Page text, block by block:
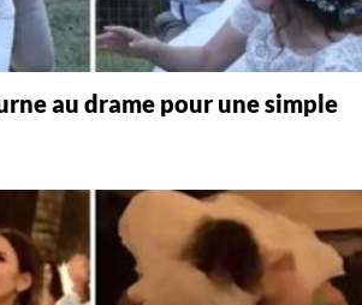
au drame pour une simple